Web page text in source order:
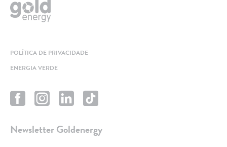
POLÍTICA DE PRIVACIDADE
ENERGIA VERDE
Newsletter Goldenergy